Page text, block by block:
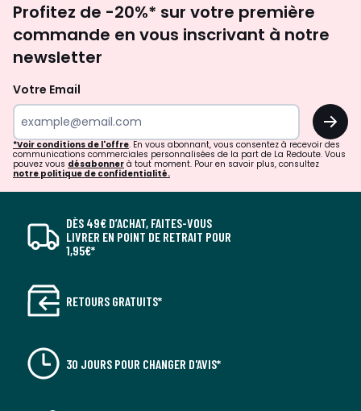
newsletter
Profitez de -20%* sur votre première
commande en vous inscrivant à notre
newsletter
Votre Email
OK
*Voir conditions de l'offre. En vous abonnant, vous consentez à recevoir des
communications commerciales personnalisées de la part de La Redoute. Vous
pouvez vous désabonner à tout moment. Pour en savoir plus, consultez
notre politique de confidentialité.
DÈS 49€ D’ACHAT, FAITES-VOUS
LIVRER EN POINT DE RETRAIT POUR
1,95€*
RETOURS GRATUITS*
30 JOURS POUR CHANGER D'AVIS*